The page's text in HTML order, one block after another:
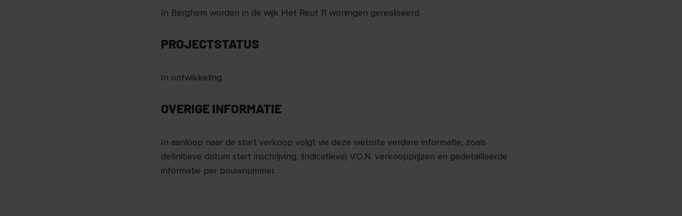
In Berghem worden in de wijk Het Reut 11 woningen gerealiseerd.
PROJECTSTATUS
In ontwikkeling.
OVERIGE INFORMATIE
In aanloop naar de start verkoop volgt via deze website verdere informatie, zoals
definitieve datum start inschrijving, (indicatieve) V.O.N. verkoopprijzen en gedetailleerde
informatie per bouwnummer.